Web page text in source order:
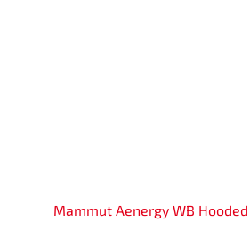
Mammut Aenergy WB